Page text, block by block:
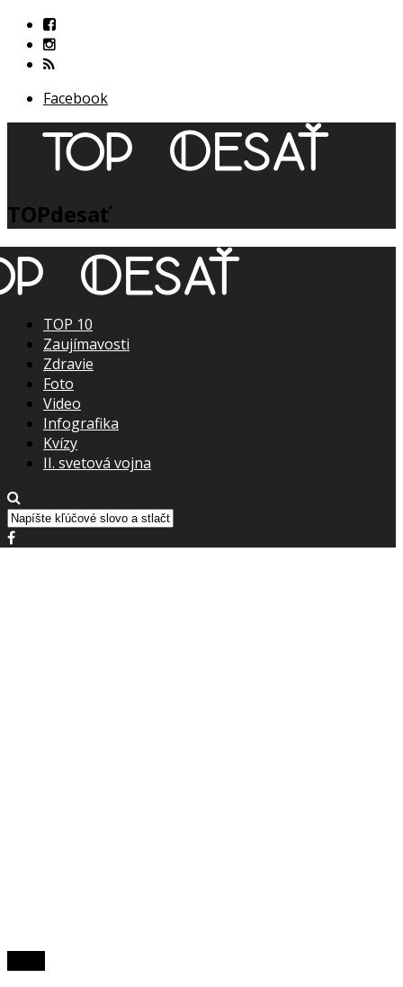
Facebook
TOPdesať
TOP 10
Zaujímavosti
Zdravie
Foto
Video
Infografika
Kvízy
II. svetová vojna